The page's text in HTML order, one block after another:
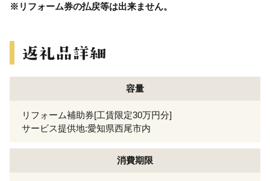
※リフォーム券の払戻等は出来ません。
容量
リフォーム補助券[工賃限定30万円分]
サービス提供地:愛知県西尾市内
消費期限